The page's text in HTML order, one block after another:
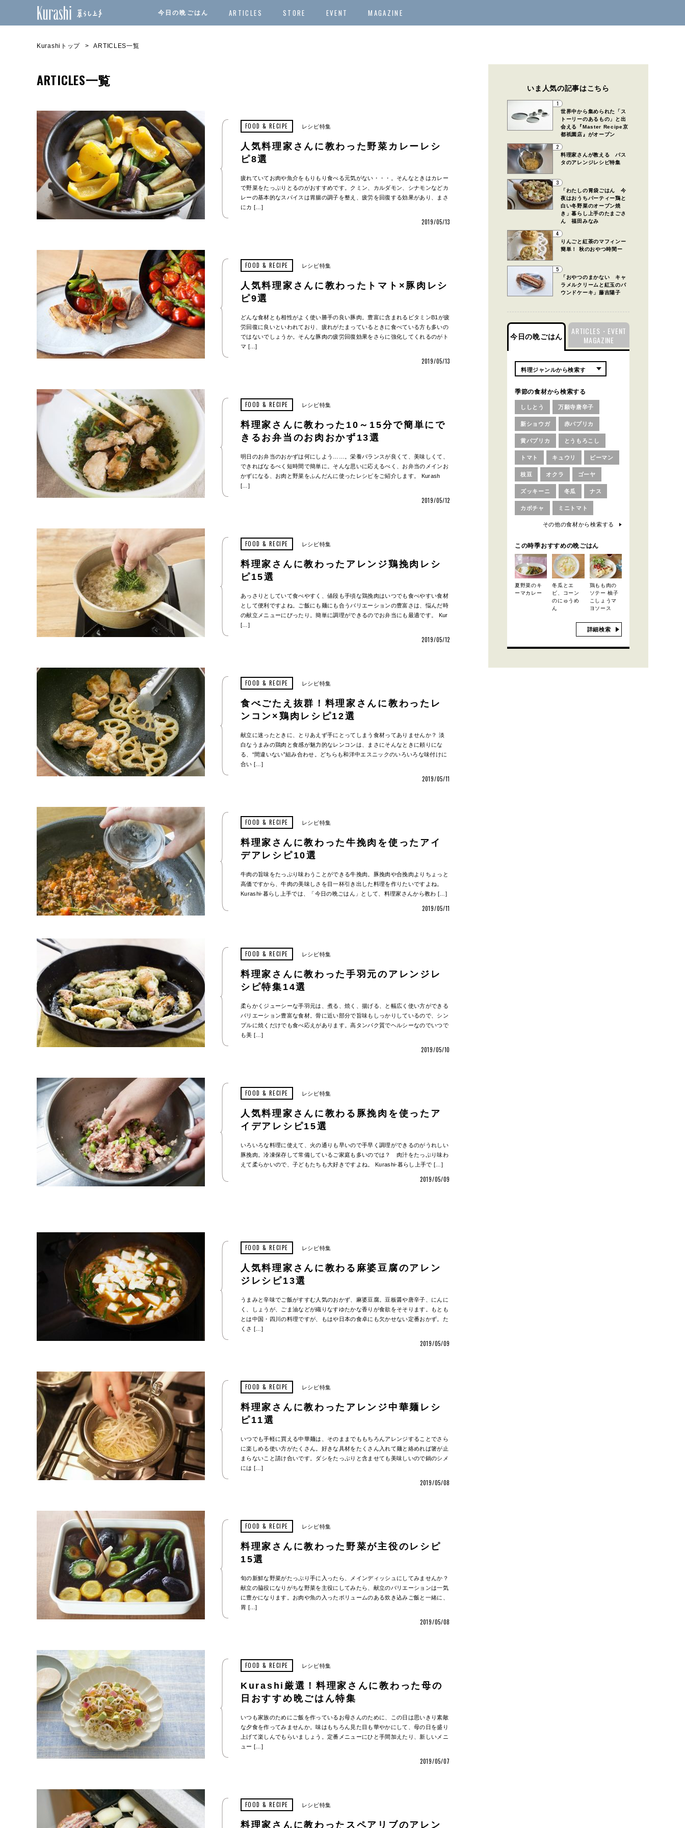
今日の晩ごはん ARTICLES STORE EVENT MAGAZINE
Kurashiトップ ARTICLES一覧
ARTICLES一覧
FOOD & RECIPE レシピ特集
人気料理家さんに教わった野菜カレーレシ
ピ8選
疲れていてお肉や魚介をもりもり食べる元気がない・・・。そんなときはカレー
で野菜をたっぷりとるのがおすすめです。クミン、カルダモン、シナモンなどカ
レーの基本的なスパイスは胃腸の調子を整え、疲労を回復する効果があり、まさ
にカ […]
2019/05/13
FOOD & RECIPE レシピ特集
人気料理家さんに教わったトマト×豚肉レシ
ピ9選
どんな食材とも相性がよく使い勝手の良い豚肉。豊富に含まれるビタミンB1が疲
労回復に良いといわれており、疲れがたまっているときに食べている方も多いの
ではないでしょうか。そんな豚肉の疲労回復効果をさらに強化してくれるのがト
マ […]
2019/05/13
FOOD & RECIPE レシピ特集
料理家さんに教わった10～15分で簡単にで
きるお弁当のお肉おかず13選
明日のお弁当のおかずは何にしよう……。栄養バランスが良くて、美味しくて、
できればなるべく短時間で簡単に。そんな思いに応えるべく、お弁当のメインお
かずになる、お肉と野菜をふんだんに使ったレシピをご紹介します。 Kurash
[…]
2019/05/12
FOOD & RECIPE レシピ特集
料理家さんに教わったアレンジ鶏挽肉レシ
ピ15選
あっさりとしていて食べやすく、値段も手頃な鶏挽肉はいつでも食べやすい食材
として便利ですよね。ご飯にも麺にも合うバリエーションの豊富さは、悩んだ時
の献立メニューにぴったり。簡単に調理ができるのでお弁当にも最適です。 Kur
[…]
2019/05/12
FOOD & RECIPE レシピ特集
食べごたえ抜群！料理家さんに教わったレ
ンコン×鶏肉レシピ12選
献立に迷ったときに、とりあえず手にとってしまう食材ってありませんか？ 淡
白なうまみの鶏肉と食感が魅力的なレンコンは、まさにそんなときに頼りにな
る、“間違いない”組み合わせ。どちらも和洋中エスニックのいろいろな味付けに
合い […]
2019/05/11
FOOD & RECIPE レシピ特集
料理家さんに教わった牛挽肉を使ったアイ
デアレシピ10選
牛肉の旨味をたっぷり味わうことができる牛挽肉。豚挽肉や合挽肉よりちょっと
高価ですから、牛肉の美味しさを目一杯引き出した料理を作りたいですよね。
Kurashi-暮らし上手では、「今日の晩ごはん」として、料理家さんから教わ […]
2019/05/11
FOOD & RECIPE レシピ特集
料理家さんに教わった手羽元のアレンジレ
シピ特集14選
柔らかくジューシーな手羽元は、煮る、焼く、揚げる、と幅広く使い方ができる
バリエーション豊富な食材。骨に近い部分で旨味もしっかりしているので、シン
プルに焼くだけでも食べ応えがあります。高タンパク質でヘルシーなのでいつで
も美 […]
2019/05/10
FOOD & RECIPE レシピ特集
人気料理家さんに教わる豚挽肉を使ったア
イデアレシピ15選
いろいろな料理に使えて、火の通りも早いので手早く調理ができるのがうれしい
豚挽肉。冷凍保存して常備しているご家庭も多いのでは？ 肉汁をたっぷり味わ
えて柔らかいので、子どもたちも大好きですよね。 Kurashi-暮らし上手で […]
2019/05/09
FOOD & RECIPE レシピ特集
人気料理家さんに教わる麻婆豆腐のアレン
ジレシピ13選
うまみと辛味でご飯がすすむ人気のおかず、麻婆豆腐。豆板醤や唐辛子、にんに
く、しょうが、ごま油などが織りなすゆたかな香りが食欲をそそります。もとも
とは中国・四川の料理ですが、もはや日本の食卓にも欠かせない定番おかず。た
くさ […]
2019/05/09
FOOD & RECIPE レシピ特集
料理家さんに教わったアレンジ中華麺レシ
ピ11選
いつでも手軽に買える中華麺は、そのままでももちろんアレンジすることでさら
に楽しめる使い方がたくさん。好きな具材をたくさん入れて麺と絡めれば箸が止
まらないこと請け合いです。ダシをたっぷりと含ませても美味しいので鍋のシメ
には […]
2019/05/08
FOOD & RECIPE レシピ特集
料理家さんに教わった野菜が主役のレシピ
15選
旬の新鮮な野菜がたっぷり手に入ったら、メインディッシュにしてみませんか？
献立の脇役になりがちな野菜を主役にしてみたら、献立のバリエーションは一気
に豊かになります。お肉や魚の入ったボリュームのある炊き込みご飯と一緒に、
胃 […]
2019/05/08
FOOD & RECIPE レシピ特集
Kurashi厳選！料理家さんに教わった母の
日おすすめ晩ごはん特集
いつも家族のためにご飯を作っているお母さんのために、この日は思いきり素敵
な夕食を作ってみませんか。味はもちろん見た目も華やかにして、母の日を盛り
上げて楽しんでもらいましょう。定番メニューにひと手間加えたり、新しいメニ
ュー […]
2019/05/07
FOOD & RECIPE レシピ特集
料理家さんに教わったスペアリブのアレン
いま人気の記事はこちら
1
世界中から集められた「ス
トーリーのあるもの」と出
会える『Master Recipe京
都祇園店』がオープン
2
料理家さんが教える パス
タのアレンジレシピ特集
3
「わたしの胃袋ごはん 今
夜はおうちパーティー鶏と
白い冬野菜のオーブン焼
き」暮らし上手のたまごさ
ん 福田みなみ
4
りんごと紅茶のマフィンー
簡単！ 秋のおやつ時間ー
5
「おやつのまかない キャ
ラメルクリームと紅玉のパ
ウンドケーキ」藤吉陽子
今日の晩ごはん
ARTICLES・EVENT
MAGAZINE
季節の食材から検索する
ししとう 万願寺唐辛子
新ショウガ 赤パプリカ
黄パプリカ とうもろこし
トマト キュウリ ピーマン
枝豆 オクラ ゴーヤ
ズッキーニ 冬瓜 ナス
カボチャ ミニトマト
その他の食材から検索する
この時季おすすめの晩ごはん
夏野菜のキ
ーマカレー
冬瓜とエ
ビ、コーン
のにゅうめ
ん
鶏もも肉の
ソテー 柚子
こしょうマ
ヨソース
詳細検索